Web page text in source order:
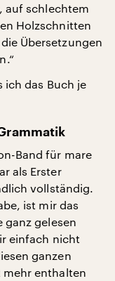
auf schlechtem
Holzschnitten
Übersetzungen
ich das Buch je
Band für mare
als Erster
vollständig.
ist mir das
ganz gelesen
einfach nicht
ganzen
enthalten